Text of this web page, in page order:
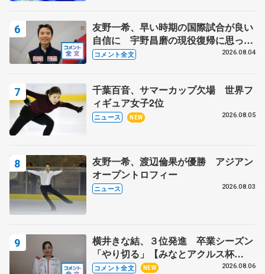
友野一希、早い時期の国際試合が良い
自信に 宇野昌磨の現役復帰に思って
いること 【アジアンオープントロフ
コメント全文 2026.08.04
千葉百音、サマーカップ欠場 世界フ
ィギュア女子2位
ニュース NEW 2026.08.05
友野一希、渡辺倫果が優勝 アジアン
オープントロフィー
ニュース 2026.08.03
横井きな結、３位発進 卒業シーズン
「やり切る」【みなとアクルス杯
SP】
コメント全文 NEW 2026.08.06